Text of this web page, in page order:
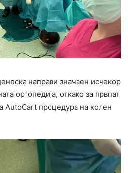
направи значаен исчекор
ортопедија, откако за првпат
AutoCart процедура на колен